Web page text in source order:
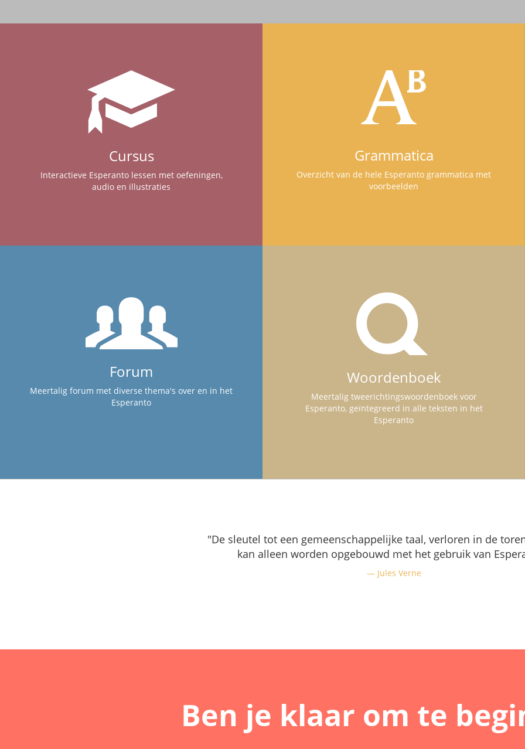
Cursus
Interactieve Esperanto lessen met oefeningen,
audio en illustraties
Grammatica
Overzicht van de hele Esperanto grammatica met
voorbeelden
Forum
Meertalig forum met diverse thema's over en in het
Esperanto
Woordenboek
Meertalig tweerichtingswoordenboek voor
Esperanto, geïntegreerd in alle teksten in het
Esperanto
"De sleutel tot een gemeenschappelijke taal, verloren in de
kan alleen worden opgebouwd met het gebruik van
Jules Verne
Ben je klaar om te